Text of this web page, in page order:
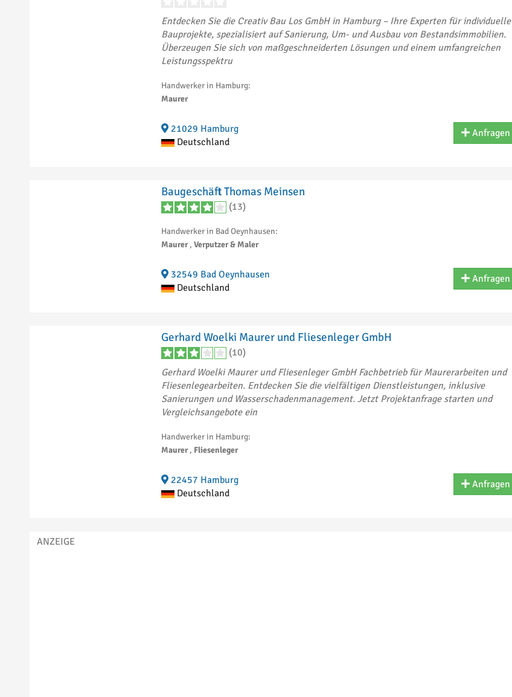
Entdecken Sie die Creativ Bau Los GmbH in Hamburg – Ihre Experten für individuelle
Bauprojekte, spezialisiert auf Sanierung, Um- und Ausbau von Bestandsimmobilien.
Überzeugen Sie sich von maßgeschneiderten Lösungen und einem umfangreichen
Leistungsspektru
Handwerker in Hamburg:
Maurer
21029 Hamburg
Deutschland
Anfragen
Baugeschäft Thomas Meinsen
(13)
Handwerker in Bad Oeynhausen:
Maurer ,Verputzer & Maler
32549 Bad Oeynhausen
Deutschland
Anfragen
Gerhard Woelki Maurer und Fliesenleger GmbH
(10)
Gerhard Woelki Maurer und Fliesenleger GmbH Fachbetrieb für Maurerarbeiten und
Fliesenlegearbeiten. Entdecken Sie die vielfältigen Dienstleistungen, inklusive
Sanierungen und Wasserschadenmanagement. Jetzt Projektanfrage starten und
Vergleichsangebote ein
Handwerker in Hamburg:
Maurer , Fliesenleger
22457 Hamburg
Deutschland
Anfragen